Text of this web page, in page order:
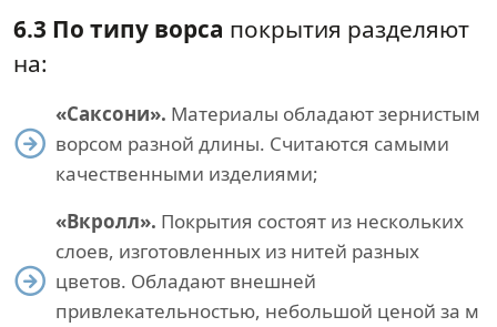
6.3 По типу ворса покрытия разделяют
на:
«Саксони». Материалы обладают зернистым
ворсом разной длины. Считаются самыми
качественными изделиями;
«Вкролл». Покрытия состоят из нескольких
слоев, изготовленных из нитей разных
цветов. Обладают внешней
привлекательностью, небольшой ценой за м